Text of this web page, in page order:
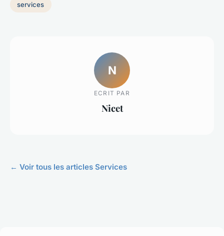
services
N
ECRIT PAR
Nicet
← Voir tous les articles Services